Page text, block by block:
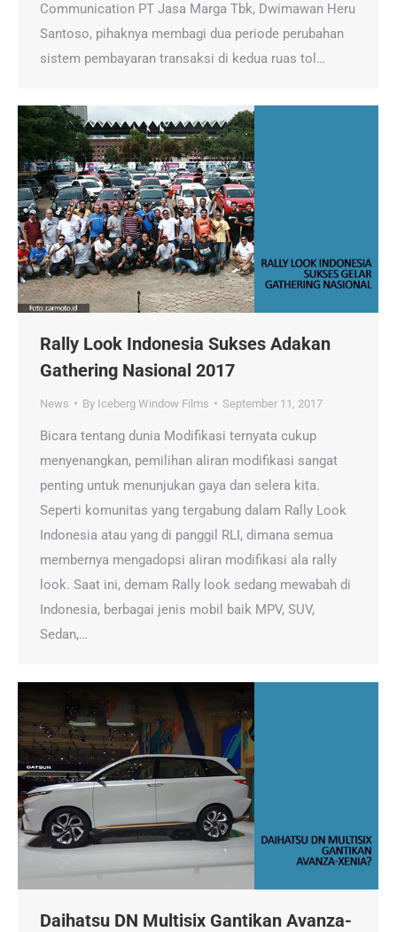
Communication PT Jasa Marga Tbk, Dwimawan Heru
Santoso, pihaknya membagi dua periode perubahan
sistem pembayaran transaksi di kedua ruas tol…
Rally Look Indonesia Sukses Adakan
Gathering Nasional 2017
News By Iceberg Window Films September 11, 2017
Bicara tentang dunia Modifikasi ternyata cukup
menyenangkan, pemilihan aliran modifikasi sangat
penting untuk menunjukan gaya dan selera kita.
Seperti komunitas yang tergabung dalam Rally Look
Indonesia atau yang di panggil RLI, dimana semua
membernya mengadopsi aliran modifikasi ala rally
look. Saat ini, demam Rally look sedang mewabah di
Indonesia, berbagai jenis mobil baik MPV, SUV,
Sedan,…
Daihatsu DN Multisix Gantikan Avanza-